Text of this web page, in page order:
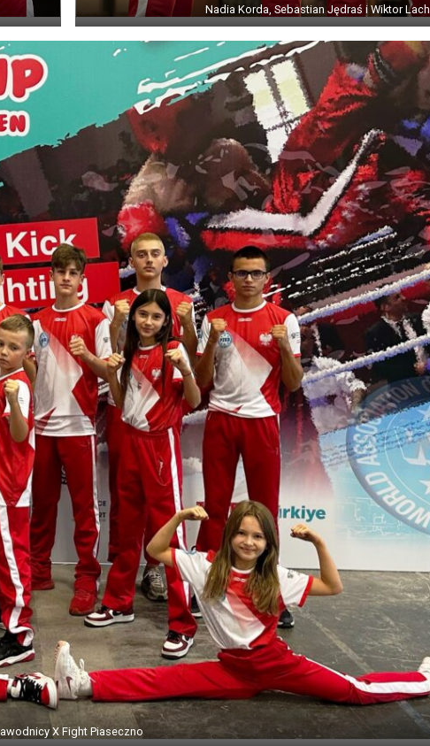
Nadia Korda, Sebastian Jędraś i Wiktor Lach
X Fight Piaseczno